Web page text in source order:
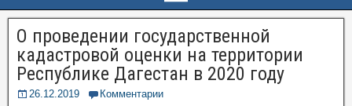
О проведении государственной
кадастровой оценки на территории
Республике Дагестан в 2020 году
26.12.2019 Комментарии